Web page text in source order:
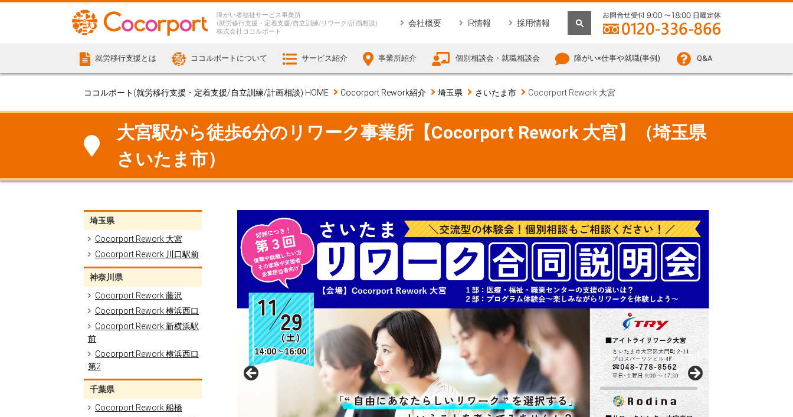
障がい者福祉サービス事業所
(就労移行支援・定着支援/自立訓練/リワーク/計画相談)
株式会社ココルポート
会社概要 IR情報 採用情報
就労移行支援とは ココルポートについて サービス紹介 事業所紹介 個別相談会・就職相談会 障がい×仕事や就職(事例) Q&A
ココルポート(就労移行支援・定着支援/自立訓練/計画相談) HOME Cocorport Rework紹介 埼玉県 さいたま市 Cocorport Rework 大宮
大宮駅から徒歩6分のリワーク事業所【Cocorport Rework 大宮】（埼玉県
さいたま市）
埼玉県
Cocorport Rework 大宮
Cocorport Rework 川口駅前
神奈川県
Cocorport Rework 藤沢
Cocorport Rework 横浜西口
Cocorport Rework 新横浜駅
前
Cocorport Rework 横浜西口
第2
千葉県
Cocorport Rework 船橋